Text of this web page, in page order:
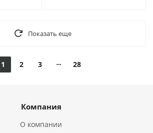
Показать еще
1 2 3 28
Компания
О компании